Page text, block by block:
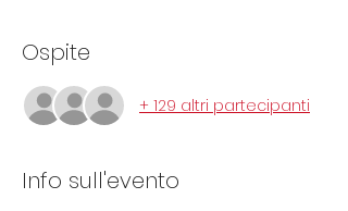
Ospite
+ 129 altri partecipanti
Info sull'evento